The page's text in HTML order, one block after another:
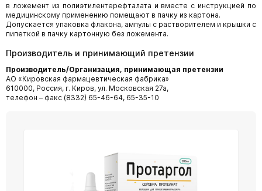
в ложемент из полиэтилентерефталата и вместе с инструкцией по
медицинскому применению помещают в пачку из картона.
Допускается упаковка флакона, ампулы с растворителем и крышки с
пипеткой в пачку картонную без ложемента.
Производитель и принимающий претензии
Производитель/Организация, принимающая претензии
АО «Кировская фармацевтическая фабрика»
610000, Россия, г. Киров, ул. Московская 27а,
телефон – факс (8332) 65-46-64, 65-35-10